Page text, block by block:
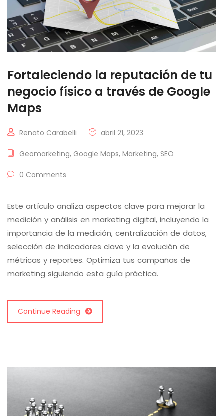
Fortaleciendo la reputación de tu
negocio físico a través de Google
Maps
Renato Carabelli abril 21, 2023
Geomarketing, Google Maps, Marketing, SEO
0 Comments
Este artículo analiza aspectos clave para mejorar la
medición y análisis en marketing digital, incluyendo la
importancia de la medición, centralización de datos,
selección de indicadores clave y la evolución de
métricas y reportes. Optimiza tus campañas de
marketing siguiendo esta guía práctica.
Continue Reading